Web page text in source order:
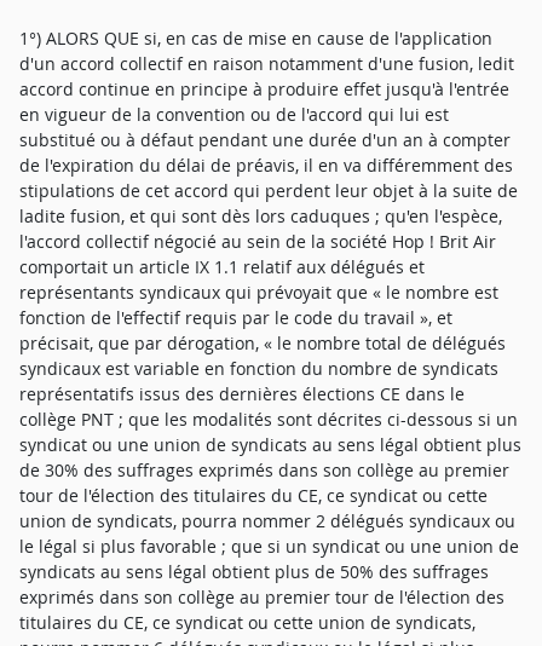
1°) ALORS QUE si, en cas de mise en cause de l'application
d'un accord collectif en raison notamment d'une fusion, ledit
accord continue en principe à produire effet jusqu'à l'entrée
en vigueur de la convention ou de l'accord qui lui est
substitué ou à défaut pendant une durée d'un an à compter
de l'expiration du délai de préavis, il en va différemment des
stipulations de cet accord qui perdent leur objet à la suite de
ladite fusion, et qui sont dès lors caduques ; qu'en l'espèce,
l'accord collectif négocié au sein de la société Hop ! Brit Air
comportait un article IX 1.1 relatif aux délégués et
représentants syndicaux qui prévoyait que « le nombre est
fonction de l'effectif requis par le code du travail », et
précisait, que par dérogation, « le nombre total de délégués
syndicaux est variable en fonction du nombre de syndicats
représentatifs issus des dernières élections CE dans le
collège PNT ; que les modalités sont décrites ci-dessous si un
syndicat ou une union de syndicats au sens légal obtient plus
de 30% des suffrages exprimés dans son collège au premier
tour de l'élection des titulaires du CE, ce syndicat ou cette
union de syndicats, pourra nommer 2 délégués syndicaux ou
le légal si plus favorable ; que si un syndicat ou une union de
syndicats au sens légal obtient plus de 50% des suffrages
exprimés dans son collège au premier tour de l'élection des
titulaires du CE, ce syndicat ou cette union de syndicats,